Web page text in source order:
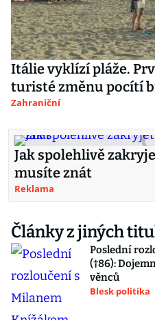
Itálie vyklízí pláže.
turisté změnu pocítí
Zahraniční
Jak spolehlivě
musíte znát
Reklama
Články z jiných
Poslední
(†86):
věnců
Blesk politika